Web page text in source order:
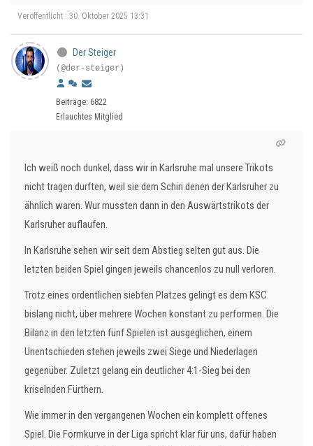
Veröffentlicht : 30. Oktober 2025 13:31
Der Steiger
(@der-steiger)
Beiträge: 6822
Erlauchtes Mitglied
Ich weiß noch dunkel, dass wir in Karlsruhe mal unsere Trikots
nicht tragen durften, weil sie dem Schiri denen der Karlsruher zu
ähnlich waren. Wur mussten dann in den Auswärtstrikots der
Karlsruher auflaufen.
In Karlsruhe sehen wir seit dem Abstieg selten gut aus. Die
letzten beiden Spiel gingen jeweils chancenlos zu null verloren.
Trotz eines ordentlichen siebten Platzes gelingt es dem KSC
bislang nicht, über mehrere Wochen konstant zu performen. Die
Bilanz in den letzten fünf Spielen ist ausgeglichen, einem
Unentschieden stehen jeweils zwei Siege und Niederlagen
gegenüber. Zuletzt gelang ein deutlicher 4:1-Sieg bei den
kriselnden Fürthern.
Wie immer in den vergangenen Wochen ein komplett offenes
Spiel. Die Formkurve in der Liga spricht klar für uns, dafür haben